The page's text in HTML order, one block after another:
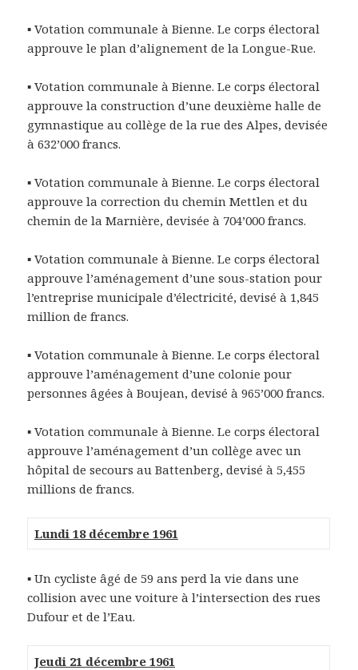
▪ Votation communale à Bienne. Le corps électoral
approuve le plan d’alignement de la Longue-Rue.
▪ Votation communale à Bienne. Le corps électoral
approuve la construction d’une deuxième halle de
gymnastique au collège de la rue des Alpes, devisée
à 632’000 francs.
▪ Votation communale à Bienne. Le corps électoral
approuve la correction du chemin Mettlen et du
chemin de la Marnière, devisée à 704’000 francs.
▪ Votation communale à Bienne. Le corps électoral
approuve l’aménagement d’une sous-station pour
l’entreprise municipale d’électricité, devisé à 1,845
million de francs.
▪ Votation communale à Bienne. Le corps électoral
approuve l’aménagement d’une colonie pour
personnes âgées à Boujean, devisé à 965’000 francs.
▪ Votation communale à Bienne. Le corps électoral
approuve l’aménagement d’un collège avec un
hôpital de secours au Battenberg, devisé à 5,455
millions de francs.
Lundi 18 décembre 1961
▪ Un cycliste âgé de 59 ans perd la vie dans une
collision avec une voiture à l’intersection des rues
Dufour et de l’Eau.
Jeudi 21 décembre 1961